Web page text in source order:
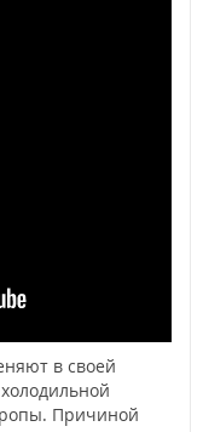
в своей
Причиной